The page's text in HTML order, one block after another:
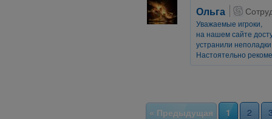
Ольга
Уважаемые игроки,
на нашем сайте
устранили
Настоятельно
« Предыдущая 1 2